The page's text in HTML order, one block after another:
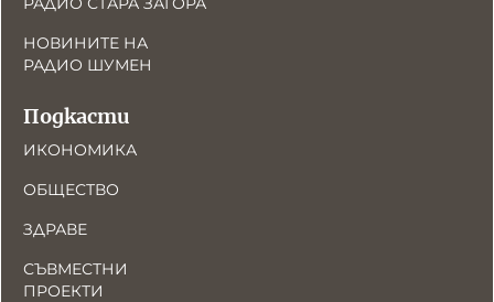
НОВИНИТЕ НА
РАДИО ШУМЕН
Подкасти
ИКОНОМИКА
ОБЩЕСТВО
ЗДРАВЕ
СЪВМЕСТНИ
ПРОЕКТИ